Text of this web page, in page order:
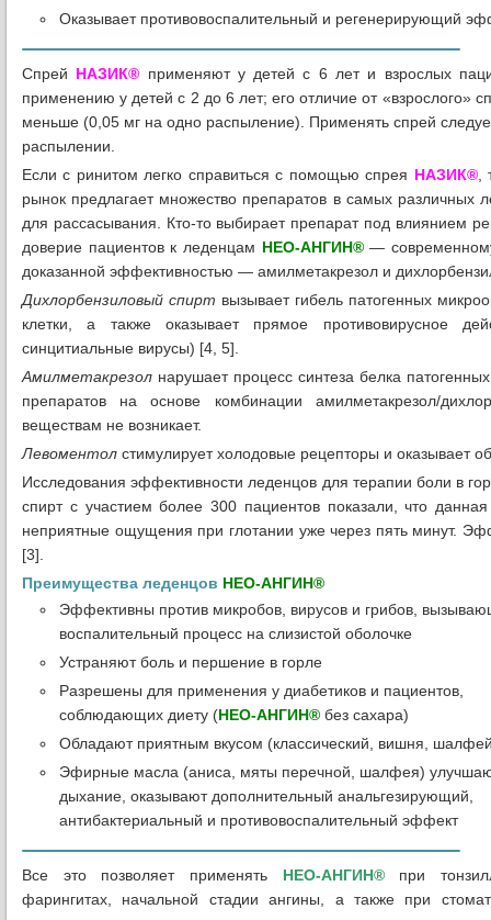
Оказывает противовоспалительный и регенерирующий
Спрей НАЗИК® применяют у детей с 6 лет и взрослых
применению у детей с 2 до 6 лет; его отличие от «взрослого»
меньше (0,05 мг на одно распыление). Применять спрей
распылении.
Если с ринитом легко справиться с помощью спрея НАЗИК®,
рынок предлагает множество препаратов в самых
для рассасывания. Кто-то выбирает препарат под влиянием
доверие пациентов к леденцам НЕО-АНГИН®—
доказанной эффективностью — амилметакрезол и
Дихлорбензиловый спирт вызывает гибель патогенных
клетки, а также оказывает прямое противовирусное
синцитиальные вирусы) [4, 5].
Амилметакрезол нарушает процесс синтеза белка
препаратов на основе комбинации амилметакрезол/
веществам не возникает.
Левоментол стимулирует холодовые рецепторы и оказывает
Исследования эффективности леденцов для терапии боли в
спирт с участием более 300 пациентов показали, что
неприятные ощущения при глотании уже через пять минут.
[3].
Преимущества леденцов НЕО-АНГИН®
Эффективны против микробов, вирусов и грибов,
воспалительный процесс на слизистой оболочке
Устраняют боль и першение в горле
Разрешены для применения у диабетиков и пациентов,
соблюдающих диету (НЕО-АНГИН® без сахара)
Обладают приятным вкусом (классический, вишня,
Эфирные масла (аниса, мяты перечной, шалфея)
дыхание, оказывают дополнительный анальгезирующий,
антибактериальный и противовоспалительный эффект
Все это позволяет применять НЕО-АНГИН®при
фарингитах, начальной стадии ангины, а также при